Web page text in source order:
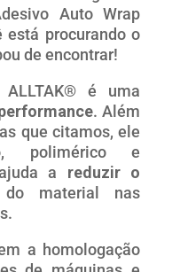
Auto Wrap
está procurando o
de encontrar!
é uma
. Além
que citamos, ele
polimérico e
a reduzir o
do material nas
a homologação